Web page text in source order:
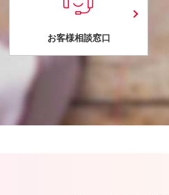
お客様相談窓口